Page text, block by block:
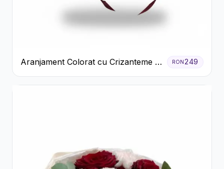
Aranjament Colorat cu Crizanteme în
Cutie Rustică
RON249